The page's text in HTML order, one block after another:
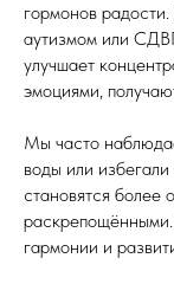
гормонов
аутизмом или
улучшает
эмоциями,
Мы часто
воды или
становятся более
гармонии и